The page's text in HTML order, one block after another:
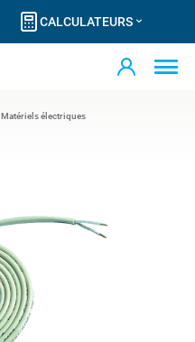
CALCULATEURS
Matériels électriques